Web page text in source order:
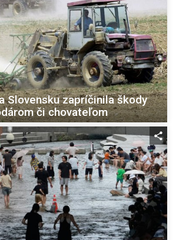
Slovensku zapríčinila škody
či chovateľom